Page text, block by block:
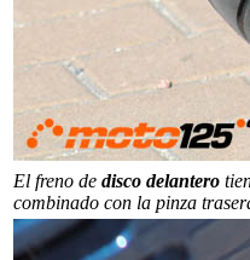
El freno de disco delantero
combinado con la pinza